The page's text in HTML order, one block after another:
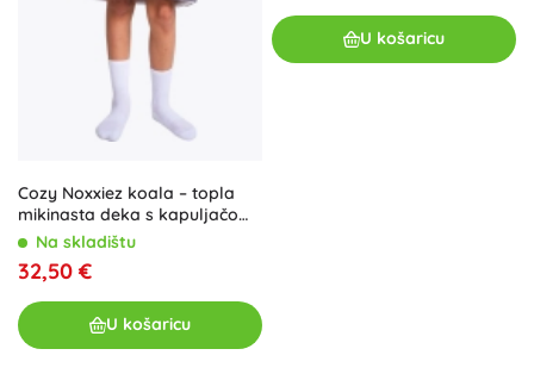
Cozy Noxxiez koala – topla
mikinasta deka s kapuljačom
za djecu 7–12 godina
Na skladištu
32,50 €
U košaricu
U košaricu